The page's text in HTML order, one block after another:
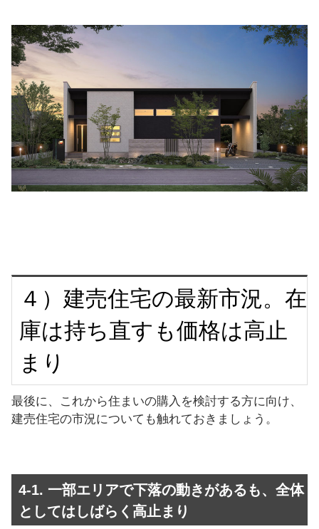
４）建売住宅の最新市況。在
庫は持ち直すも価格は高止
まり
最後に、これから住まいの購入を検討する方に向け、
建売住宅の市況についても触れておきましょう。
4-1. 一部エリアで下落の動きがあるも、全体
としてはしばらく高止まり